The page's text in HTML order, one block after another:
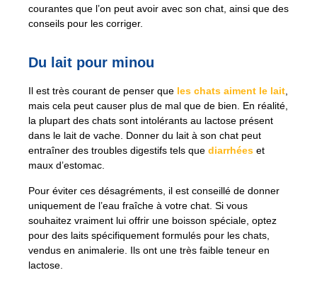
courantes que l’on peut avoir avec son chat, ainsi que des
conseils pour les corriger.
Du lait pour minou
Il est très courant de penser que les chats aiment le lait
mais cela peut causer plus de mal que de bien. En réalité,
la plupart des chats sont intolérants au lactose présent
dans le lait de vache. Donner du lait à son chat peut
entraîner des troubles digestifs tels que diarrhées et
maux d’estomac.
Pour éviter ces désagréments, il est conseillé de donner
uniquement de l’eau fraîche à votre chat. Si vous
souhaitez vraiment lui offrir une boisson spéciale, optez
pour des laits spécifiquement formulés pour les chats,
vendus en animalerie. Ils ont une très faible teneur en
lactose.